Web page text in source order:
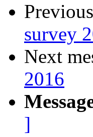
survey
Next
2016
]